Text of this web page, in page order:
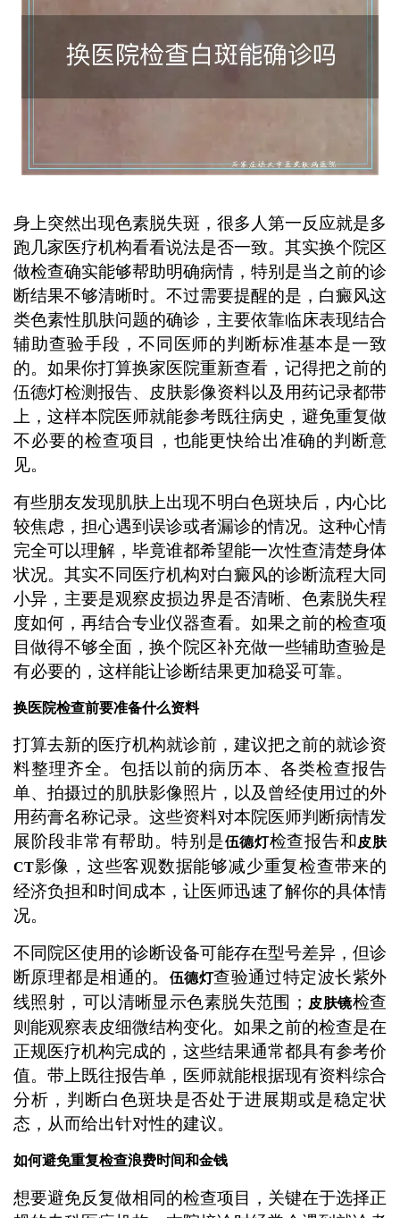
身上突然出现色素脱失斑，很多人第一反应就是多
跑几家医疗机构看看说法是否一致。其实换个院区
做检查确实能够帮助明确病情，特别是当之前的诊
断结果不够清晰时。不过需要提醒的是，白癜风这
类色素性肌肤问题的确诊，主要依靠临床表现结合
辅助查验手段，不同医师的判断标准基本是一致
的。如果你打算换家医院重新查看，记得把之前的
伍德灯检测报告、皮肤影像资料以及用药记录都带
上，这样本院医师就能参考既往病史，避免重复做
不必要的检查项目，也能更快给出准确的判断意
见。
有些朋友发现肌肤上出现不明白色斑块后，内心比
较焦虑，担心遇到误诊或者漏诊的情况。这种心情
完全可以理解，毕竟谁都希望能一次性查清楚身体
状况。其实不同医疗机构对白癜风的诊断流程大同
小异，主要是观察皮损边界是否清晰、色素脱失程
度如何，再结合专业仪器查看。如果之前的检查项
目做得不够全面，换个院区补充做一些辅助查验是
有必要的，这样能让诊断结果更加稳妥可靠。
换医院检查前要准备什么资料
打算去新的医疗机构就诊前，建议把之前的就诊资
料整理齐全。包括以前的病历本、各类检查报告
单、拍摄过的肌肤影像照片，以及曾经使用过的外
用药膏名称记录。这些资料对本院医师判断病情发
展阶段非常有帮助。特别是伍德灯检查报告和皮肤
CT影像，这些客观数据能够减少重复检查带来的
经济负担和时间成本，让医师迅速了解你的具体情
况。
不同院区使用的诊断设备可能存在型号差异，但诊
断原理都是相通的。
伍德灯查验通过特定波长紫外
线照射，可以清晰显示色素脱失范围； 皮肤镜检查
则能观察表皮细微结构变化。如果之前的检查是在
正规医疗机构完成的，这些结果通常都具有参考价
值。带上既往报告单，医师就能根据现有资料综合
分析，判断白色斑块是否处于进展期或是稳定状
态，从而给出针对性的建议。
如何避免重复检查浪费时间和金钱
想要避免反复做相同的检查项目，关键在于选择正